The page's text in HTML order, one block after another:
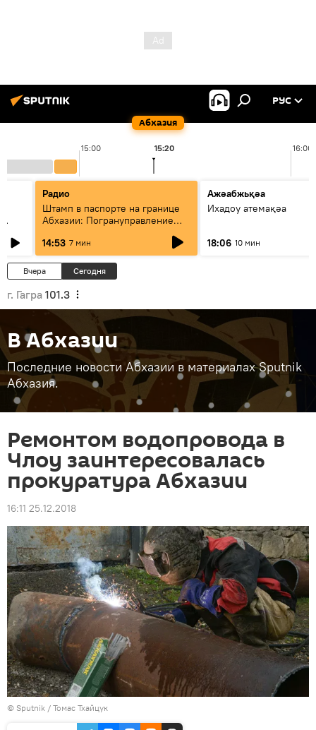
Абхазия
РУС
15:00 16:00
15:20
Радио
Штамп в паспорте на границе
Абхазии: Погрануправление
СГБ разъяснило правила для
туристов
14:53 7 мин
Ажәабжьқәа
Ихадоу атемақәа
18:06 10 мин
Вчера Сегодня
г. Гагра 101.3
В Абхазии
Последние новости Абхазии в материалах Sputnik
Абхазия.
Ремонтом водопровода в
Члоу заинтересовалась
прокуратура Абхазии
16:11 25.12.2018
© Sputnik / Томас Тхайцук